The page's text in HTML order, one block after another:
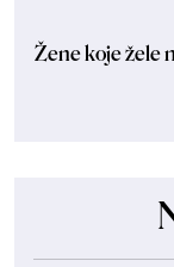
Žene koje žele